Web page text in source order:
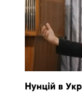
Нунцій в